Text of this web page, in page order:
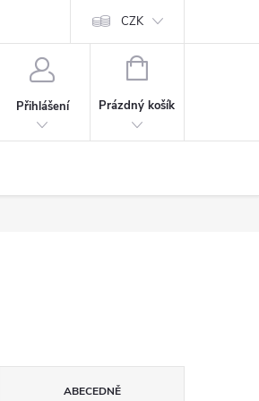
Kontakt
CZK
Přihlášení
NÁKUPNÍ
Prázdný košík
ABECEDNĚ